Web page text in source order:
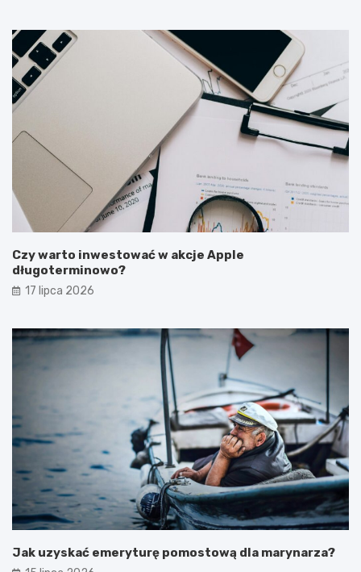
Czy warto inwestować w akcje Apple
długoterminowo?
17 lipca 2026
Jak uzyskać emeryturę pomostową dla marynarza?